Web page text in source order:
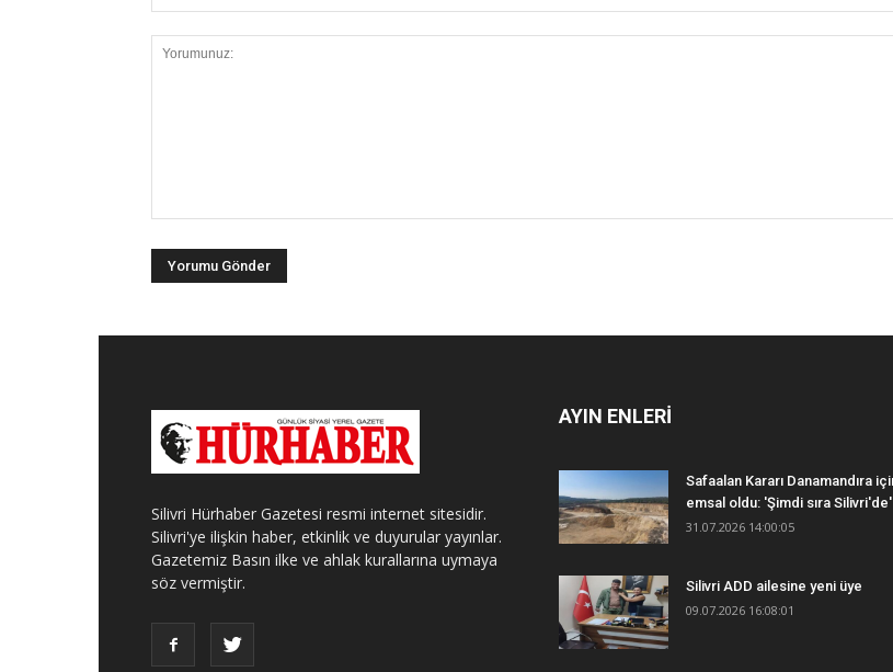
Silivri Hürhaber Gazetesi resmi internet sitesidir.
Silivri'ye ilişkin haber, etkinlik ve duyurular yayınlar.
Gazetemiz Basın ilke ve ahlak kurallarına uymaya
söz vermiştir.
AYIN ENLERİ
Safaalan Kararı Danamandıra
emsal oldu: 'Şimdi sıra Silivri'de'
31.07.2026 14:00:05
Silivri ADD ailesine yeni üye
09.07.2026 16:08:01